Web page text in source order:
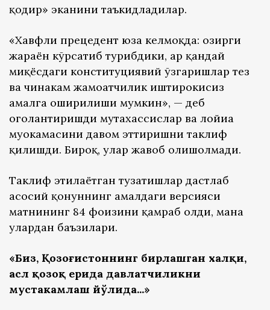
қодир» эканини таъкидладилар.
«Хавфли прецедент юза келмоқда: ҳозирги
жараён кўрсатиб турибдики, ҳар қандай
миқёсдаги конституциявий ўзгаришлар тез
ва чинакам жамоатчилик иштирокисиз
амалга оширилиши мумкин», — деб
огоҳлантиришди мутахассислар ва лойиҳа
муҳокамасини давом эттиришни таклиф
қилишди. Бироқ, улар жавоб олишолмади.
Таклиф этилаётган тузатишлар дастлаб
асосий қонуннинг амалдаги версияси
матнининг 84 фоизини қамраб олди, мана
улардан баъзилари.
«Биз, Қозоғистоннинг бирлашган халқи,
асл қозоқ ерида давлатчиликни
мустаҳкамлаш йўлида...»